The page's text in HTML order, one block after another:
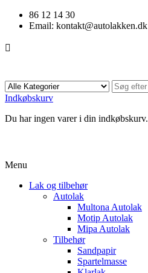
86 12 14 30
Email: kontakt@autolakken.dk

Indkøbskurv
Du har ingen varer i din indkøbskurv.
Menu
Lak og tilbehør
Autolak
Multona Autolak
Motip Autolak
Mipa Autolak
Tilbehør
Sandpapir
Spartelmasse